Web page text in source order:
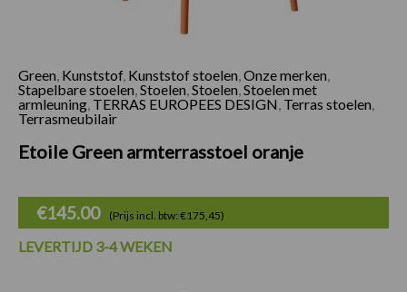
Green Kunststof, Kunststof stoelen Onze merken
Stapelbare stoelen Stoelen Stoelen Stoelen met
armleuning TERRAS EUROPEES DESIGN Terras stoelen
Terrasmeubilair
Etoile Green armterrasstoel oranje
€145.00 (Prijs incl. btw: €175,45)
LEVERTIJD 3-4 WEKEN
Etoile Green